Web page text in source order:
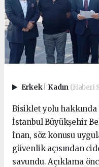
Erkek Kadın (Haberi
Bisiklet yolu hakkında
İstanbul Büyükşehir
İnan, söz konusu
güvenlik açısından
savundu. Açıklama